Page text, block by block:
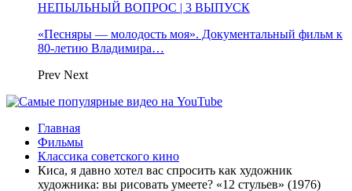
НЕПЫЛЬНЫЙ ВОПРОС | 3 ВЫПУСК
«Песняры — молодость моя». Документальный фильм к
80-летию Владимира…
Prev Next
Главная
Фильмы
Классика советского кино
Киса, я давно хотел вас спросить как художник
художника: вы рисовать умеете? «12 стульев» (1976)